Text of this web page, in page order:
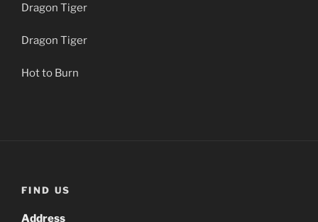
Dragon Tiger
Dragon Tiger
Hot to Burn
FIND US
Address